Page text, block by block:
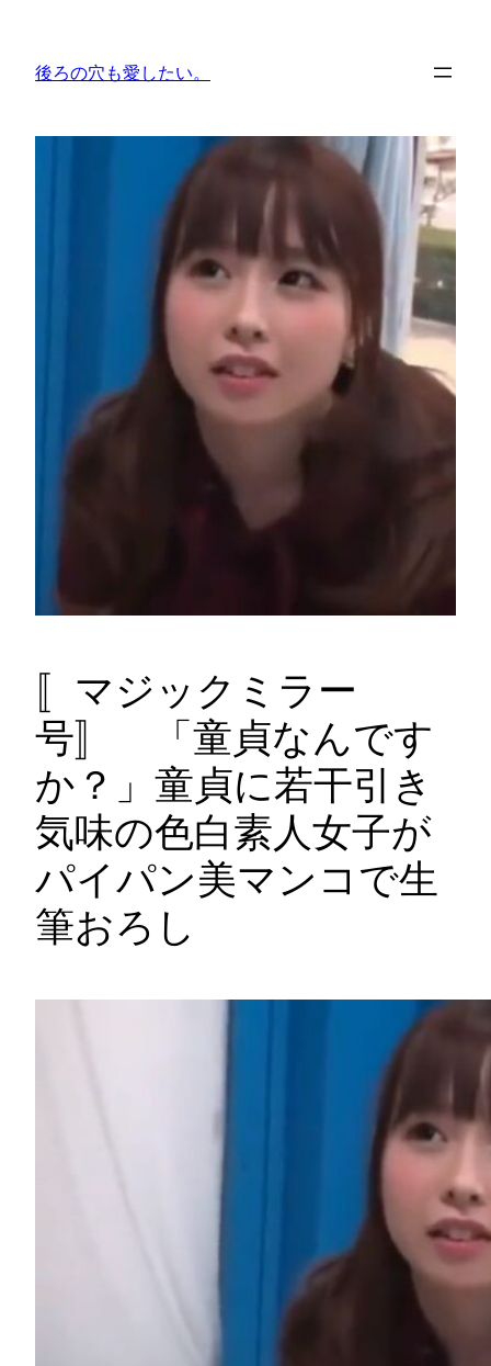
後ろの穴も愛したい。
〚マジックミラー
号〛 「童貞なんです
か？」童貞に若干引き
気味の色白素人女子が
パイパン美マンコで生
筆おろし